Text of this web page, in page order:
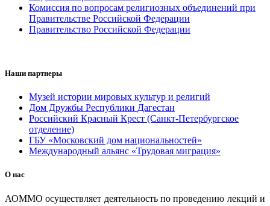
Комиссия по вопросам религиозных объединений при
Правительстве Российской Федерации
Правительство Российской Федерации
Наши партнеры
Музей истории мировых культур и религий
Дом Дружбы Республики Дагестан
Российский Красный Крест (Санкт-Петербургское
отделение)
ГБУ «Московский дом национальностей»
Международный альянс «Трудовая миграция»
О нас
АОММО осуществляет деятельность по проведению лекций и